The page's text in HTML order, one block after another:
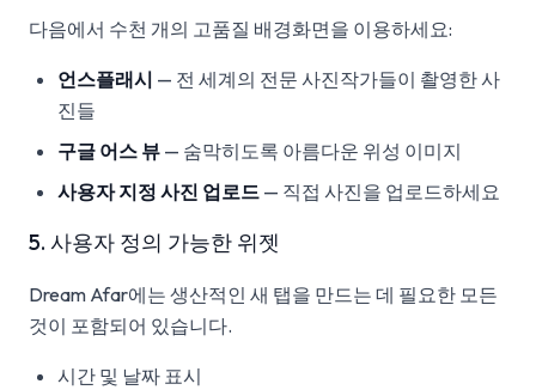
다음에서 수천 개의 고품질 배경화면을 이용하세요:
언스플래시 — 전 세계의 전문 사진작가들이 촬영한 사
진들
구글 어스 뷰 — 숨막히도록 아름다운 위성 이미지
사용자 지정 사진 업로드 — 직접 사진을 업로드하세요
5. 사용자 정의 가능한 위젯
Dream Afar에는 생산적인 새 탭을 만드는 데 필요한 모든
것이 포함되어 있습니다.
시간 및 날짜 표시